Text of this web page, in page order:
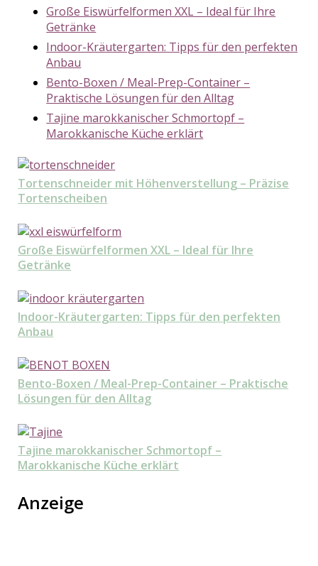
Große Eiswürfelformen XXL – Ideal für Ihre
Getränke
Indoor-Kräutergarten: Tipps für den perfekten
Anbau
Bento-Boxen / Meal-Prep-Container –
Praktische Lösungen für den Alltag
Tajine marokkanischer Schmortopf –
Marokkanische Küche erklärt
Tortenschneider mit Höhenverstellung – Präzise
Tortenscheiben
Große Eiswürfelformen XXL – Ideal für Ihre
Getränke
Indoor-Kräutergarten: Tipps für den perfekten
Anbau
Bento-Boxen / Meal-Prep-Container – Praktische
Lösungen für den Alltag
Tajine marokkanischer Schmortopf –
Marokkanische Küche erklärt
Anzeige